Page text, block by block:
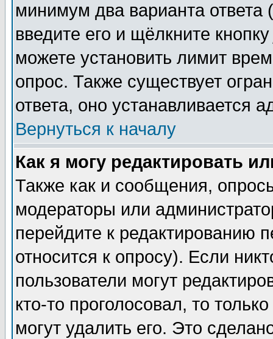
минимум два варианта ответа
введите его и щёлкните
можете установить лимит
опрос. Также существует
ответа, оно устанавливается
Вернуться к началу
Как я могу редактировать
Также как и сообщения,
модераторы или
перейдите к редактированию
относится к опросу). Если
пользователи могут
кто-то проголосовал, то
могут удалить его. Это